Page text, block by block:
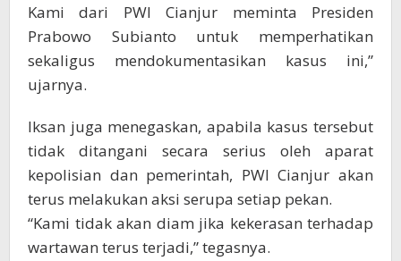
Kami dari PWI Cianjur meminta Presiden
Prabowo Subianto untuk memperhatikan
sekaligus mendokumentasikan kasus ini,”
ujarnya.
Iksan juga menegaskan, apabila kasus tersebut
tidak ditangani secara serius oleh aparat
kepolisian dan pemerintah, PWI Cianjur akan
terus melakukan aksi serupa setiap pekan.
“Kami tidak akan diam jika kekerasan terhadap
wartawan terus terjadi,” tegasnya.